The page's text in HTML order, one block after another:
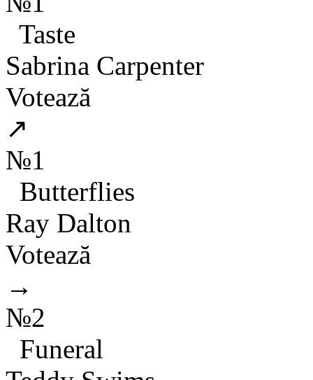
Taste
Sabrina Carpenter
Votează
↗
№1
Butterflies
Ray Dalton
Votează
→
№2
Funeral